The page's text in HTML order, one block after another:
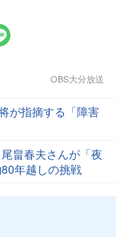
OBS大分放送
が指摘する「障害
畠春夫さんが「夜
年越しの挑戦